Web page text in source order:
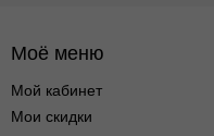
Моё меню
Мой кабинет
Мои скидки